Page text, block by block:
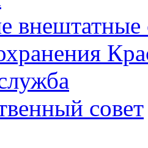
внештатные
совет